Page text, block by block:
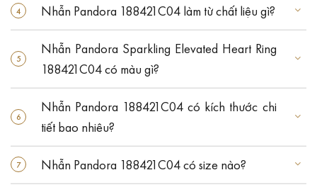
Nhẫn Pandora 188421C04 làm từ chất liệu gì?
Nhẫn Pandora Sparkling Elevated Heart Ring
188421C04 có màu gì?
Nhẫn Pandora 188421C04 có kích thước chi
tiết bao nhiêu?
Nhẫn Pandora 188421C04 có size nào?